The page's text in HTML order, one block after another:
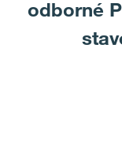
odborné